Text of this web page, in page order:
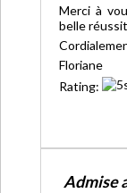
Merci à
belle
Floriane
Rating:
Admise